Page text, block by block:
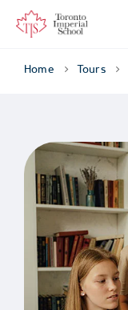
Home Tours